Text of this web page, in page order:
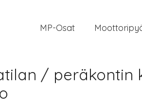
MP-Osat
/ peräkontin